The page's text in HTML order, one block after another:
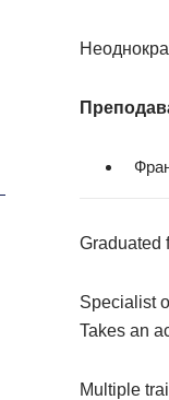
Graduated
Specialist
Takes an
Multiple